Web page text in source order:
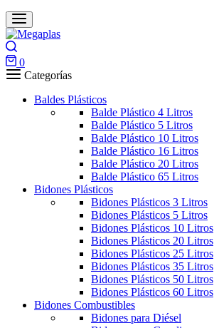
0
CarroCategorías
Baldes Plásticos
Balde Plástico 4 Litros
Balde Plástico 5 Litros
Balde Plástico 10 Litros
Balde Plástico 16 Litros
Balde Plástico 20 Litros
Balde Plástico 65 Litros
Bidones Plásticos
Bidones Plásticos 3 Litros
Bidones Plásticos 5 Litros
Bidones Plásticos 10 Litros
Bidones Plásticos 20 Litros
Bidones Plásticos 25 Litros
Bidones Plásticos 35 Litros
Bidones Plásticos 50 Litros
Bidones Plásticos 60 Litros
Bidones Combustibles
Bidones para Diésel